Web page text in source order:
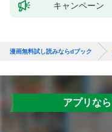
キャンペーン
漫画無料試し読みならdブック
アプリな